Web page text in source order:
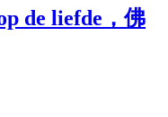
de liefde，佛